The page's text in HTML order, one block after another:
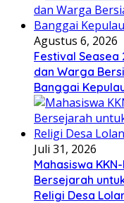
Agustus 6, 2026
Festival Seasea
dan Warga
Banggai
Juli 31, 2026
Mahasiswa
Bersejarah
Religi Desa